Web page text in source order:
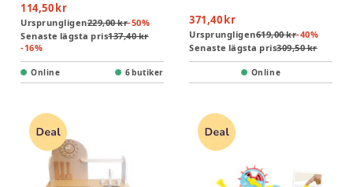
114,50 kr
Ursprungligen229,00 kr-50%
Senaste lägsta pris137,40 kr
-16%
Online 6 butiker
371,40 kr
Ursprungligen619,00 kr-40%
Senaste lägsta pris309,50 kr
Online